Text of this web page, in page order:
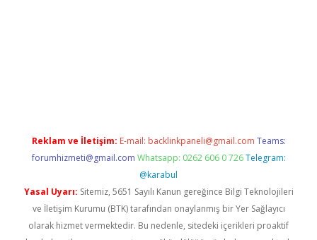
Reklam ve İletişim: E-mail: backlinkpaneli@gmail.com Teams:
forumhizmeti@gmail.com Whatsapp: 0262 606 0 726 Telegram:
@karabul
Yasal Uyarı: Sitemiz, 5651 Sayılı Kanun gereğince Bilgi Teknolojileri
ve İletişim Kurumu (BTK) tarafından onaylanmış bir Yer Sağlayıcı
olarak hizmet vermektedir. Bu nedenle, sitedeki içerikleri proaktif